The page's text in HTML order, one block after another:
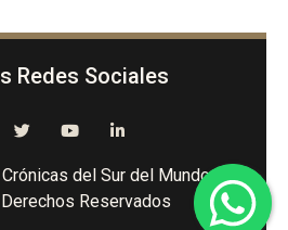
Redes Sociales
del Sur del Mundo -
Reservados